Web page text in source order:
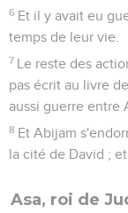
6 Et il y avait eu
temps de leur vie.
7 Le reste des
pas écrit au livre
aussi guerre entre
8 Et Abijam
la cité de David ;
Asa, roi de